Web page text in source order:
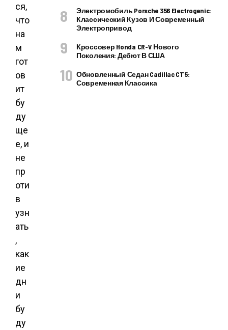
ся,
что
на
м
гот
ов
ит
бу
ду
ще
е, и
не
пр
оти
в
узн
ать
,
как
ие
дн
и
бу
ду
Электромобиль Porsche 356 Electrogenic:
Классический Кузов И Современный
Электропривод
Кроссовер Honda CR-V Нового
Поколения: Дебют В США
Обновленный Седан Cadillac CT5:
Современная Классика